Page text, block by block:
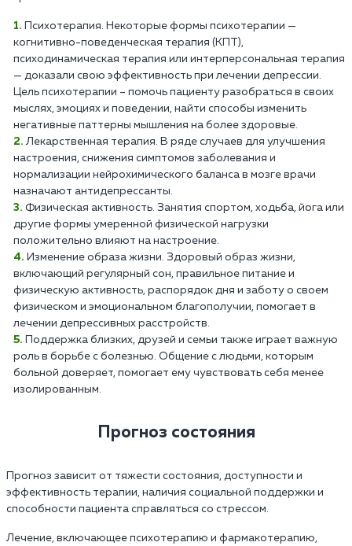
Психотерапия. Некоторые формы психотерапии —
когнитивно-поведенческая терапия (КПТ),
психодинамическая терапия или интерперсональная терапия
— доказали свою эффективность при лечении депрессии.
Цель психотерапии – помочь пациенту разобраться в своих
мыслях, эмоциях и поведении, найти способы изменить
негативные паттерны мышления на более здоровые.
Лекарственная терапия. В ряде случаев для улучшения
настроения, снижения симптомов заболевания и
нормализации нейрохимического баланса в мозге врачи
назначают антидепрессанты.
Физическая активность. Занятия спортом, ходьба, йога или
другие формы умеренной физической нагрузки
положительно влияют на настроение.
Изменение образа жизни. Здоровый образ жизни,
включающий регулярный сон, правильное питание и
физическую активность, распорядок дня и заботу о своем
физическом и эмоциональном благополучии, помогает в
лечении депрессивных расстройств.
Поддержка близких, друзей и семьи также играет важную
роль в борьбе с болезнью. Общение с людьми, которым
больной доверяет, помогает ему чувствовать себя менее
изолированным.
Прогноз состояния
Прогноз зависит от тяжести состояния, доступности и
эффективность терапии, наличия социальной поддержки и
способности пациента справляться со стрессом.
Лечение, включающее психотерапию и фармакотерапию,